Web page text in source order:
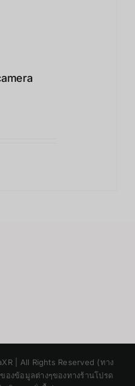
| All Rights Reserved (ทาง
งข้อมูลต่างๆของทางร้านโปรด